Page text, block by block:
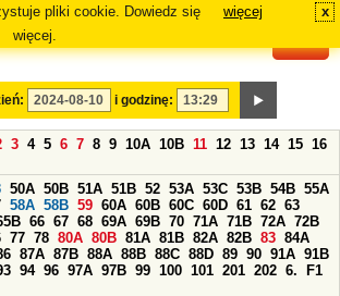
pliki cookie. Dowiedz się
więcej.
więcej x
i godzinę:
3 4 5 6 7 8 9 10A 10B 11 12 13 14 15 16
50A 50B 51A 51B 52 53A 53C 53B 54B 55A
58A 58B 59 60A 60B 60C 60D 61 62 63
66 67 68 69A 69B 70 71A 71B 72A 72B
77 78 80A 80B 81A 81B 82A 82B 83 84A
87A 87B 88A 88B 88C 88D 89 90 91A 91B
94 96 97A 97B 99 100 101 201 202 6.
F1